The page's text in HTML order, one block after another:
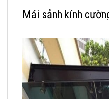
Mái sảnh kính